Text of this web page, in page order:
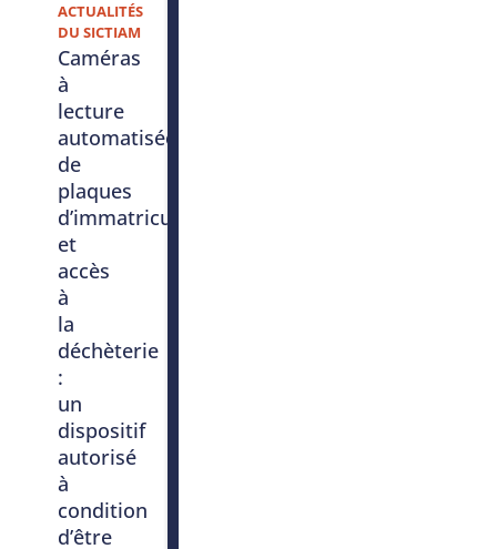
ACTUALITÉS
DU SICTIAM
Caméras
à
lecture
automatisée
de
plaques
d’immatriculation
et
accès
à
la
déchèterie
:
un
dispositif
autorisé
à
condition
d’être